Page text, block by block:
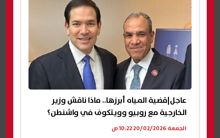
عاجل|قضية المياه أبرزها.. ماذا ناقش وزير
الخارجية مع روبيو وويتكوف في واشنطن؟
الجمعة 20/02/2026 10:22 ص